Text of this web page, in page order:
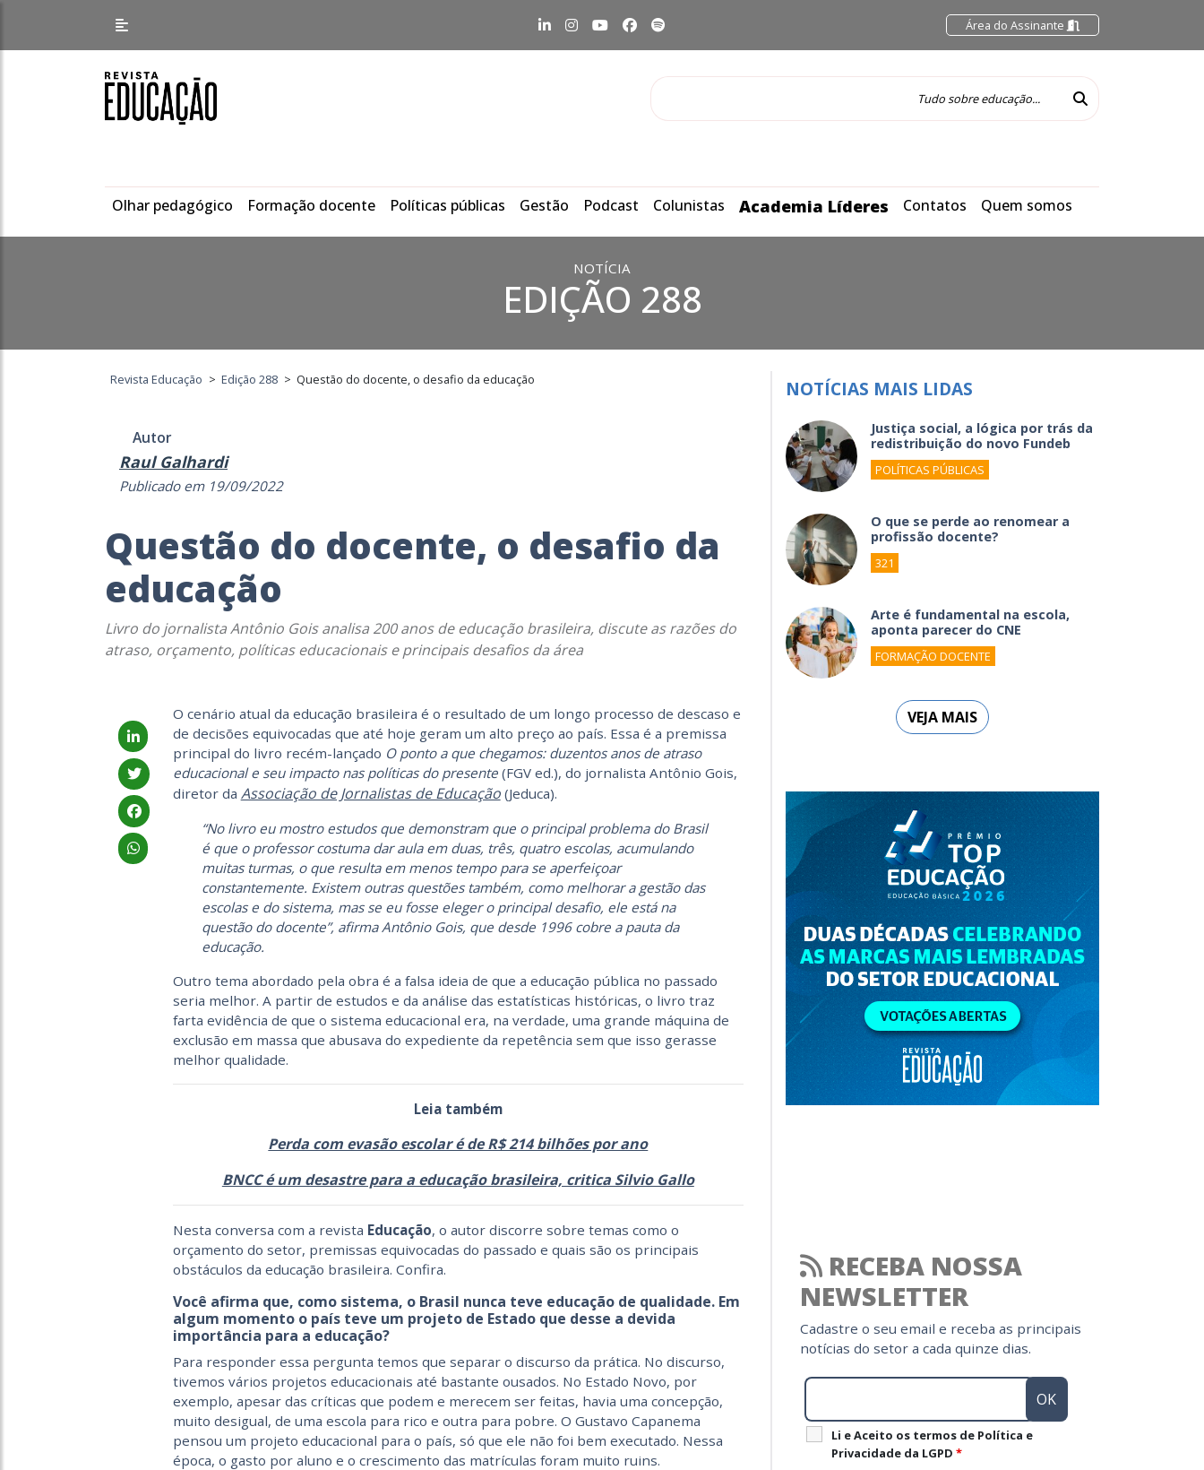
Área do Assinante
Olhar pedagógico Formação docente Políticas públicas Gestão Podcast Colunistas Academia Líderes Contatos Quem somos
NOTÍCIA
EDIÇÃO 288
Revista Educação > Edição 288 > Questão do docente, o desafio da educação
Autor
Raul Galhardi
Publicado em 19/09/2022
Questão do docente, o desafio da
educação
Livro do jornalista Antônio Gois analisa 200 anos de educação brasileira, discute as razões do
atraso, orçamento, políticas educacionais e principais desafios da área
O cenário atual da educação brasileira é o resultado de um longo processo de descaso e
de decisões equivocadas que até hoje geram um alto preço ao país. Essa é a premissa
principal do livro recém-lançado O ponto a que chegamos: duzentos anos de atraso
educacional e seu impacto nas políticas do presente (FGV ed.), do jornalista Antônio Gois,
diretor da Associação de Jornalistas de Educação(Jeduca).
“No livro eu mostro estudos que demonstram que o principal problema do Brasil
é que o professor costuma dar aula em duas, três, quatro escolas, acumulando
muitas turmas, o que resulta em menos tempo para se aperfeiçoar
constantemente. Existem outras questões também, como melhorar a gestão das
escolas e do sistema, mas se eu fosse eleger o principal desafio, ele está na
questão do docente”, afirma Antônio Gois, que desde 1996 cobre a pauta da
educação.
Outro tema abordado pela obra é a falsa ideia de que a educação pública no passado
seria melhor. A partir de estudos e da análise das estatísticas históricas, o livro traz
farta evidência de que o sistema educacional era, na verdade, uma grande máquina de
exclusão em massa que abusava do expediente da repetência sem que isso gerasse
melhor qualidade.
Leia também
Perda com evasão escolar é de R$ 214 bilhões por ano
BNCC é um desastre para a educação brasileira, critica Silvio Gallo
Nesta conversa com a revista Educação, o autor discorre sobre temas como o
orçamento do setor, premissas equivocadas do passado e quais são os principais
obstáculos da educação brasileira. Confira.
Você afirma que, como sistema, o Brasil nunca teve educação de qualidade. Em
algum momento o país teve um projeto de Estado que desse a devida
importância para a educação?
Para responder essa pergunta temos que separar o discurso da prática. No discurso,
tivemos vários projetos educacionais até bastante ousados. No Estado Novo, por
exemplo, apesar das críticas que podem e merecem ser feitas, havia uma concepção,
muito desigual, de uma escola para rico e outra para pobre. O Gustavo Capanema
pensou um projeto educacional para o país, só que ele não foi bem executado. Nessa
época, o gasto por aluno e o crescimento das matrículas foram muito ruins.
NOTÍCIAS MAIS LIDAS
Justiça social, a lógica por trás da
redistribuição do novo Fundeb
POLÍTICAS PÚBLICAS
O que se perde ao renomear a
profissão docente?
321
Arte é fundamental na escola,
aponta parecer do CNE
FORMAÇÃO DOCENTE
VEJA MAIS
RECEBA NOSSA
NEWSLETTER
Cadastre o seu email e receba as principais
notícias do setor a cada quinze dias.
Li e Aceito os termos de Política e
Privacidade da LGPD *